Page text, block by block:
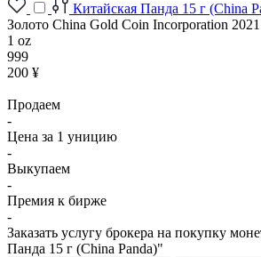
Китайская Панда 15 г (China
Золото China Gold Coin Incorporation 2021
1 oz
999
200 ¥
Продаем
-
Цена за 1 уницию
-
Выкупаем
-
Премия к бирже
-
Заказать услугу брокера на покупку
Панда 15 г (China Panda)"